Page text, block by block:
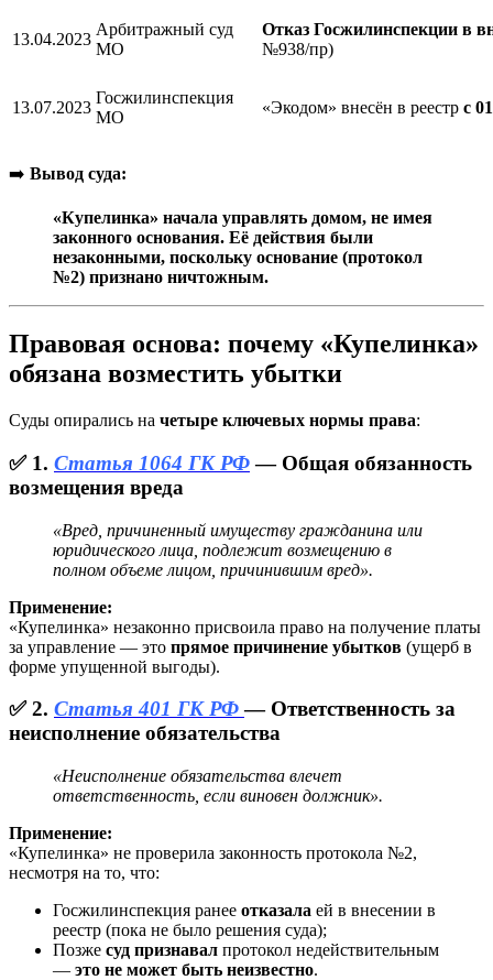
13.04.2023
Арбитражный суд
МО
Отказ Госжилинспекции в
№938/пр)
13.07.2023
Госжилинспекция
МО
«Экодом» внесён в реестр с
➡️ Вывод суда:
«Купелинка» начала управлять домом, не имея
законного основания. Её действия были
незаконными, поскольку основание (протокол
№2) признано ничтожным.
Правовая основа: почему «Купелинка»
обязана возместить убытки
Суды опирались на четыре ключевых нормы права:
✅ 1. Статья 1064 ГК РФ— Общая обязанность
возмещения вреда
«Вред, причиненный имуществу гражданина или
юридического лица, подлежит возмещению в
полном объеме лицом, причинившим вред».
Применение:
«Купелинка» незаконно присвоила право на получение платы
за управление — это прямое причинение убытков (ущерб в
форме упущенной выгоды).
✅ 2. Статья 401 ГК РФ — Ответственность за
неисполнение обязательства
«Неисполнение обязательства влечет
ответственность, если виновен должник».
Применение:
«Купелинка» не проверила законность протокола №2,
несмотря на то, что:
Госжилинспекция ранее отказала ей в внесении в
реестр (пока не было решения суда);
Позже суд признавал протокол недействительным
— это не может быть неизвестно.